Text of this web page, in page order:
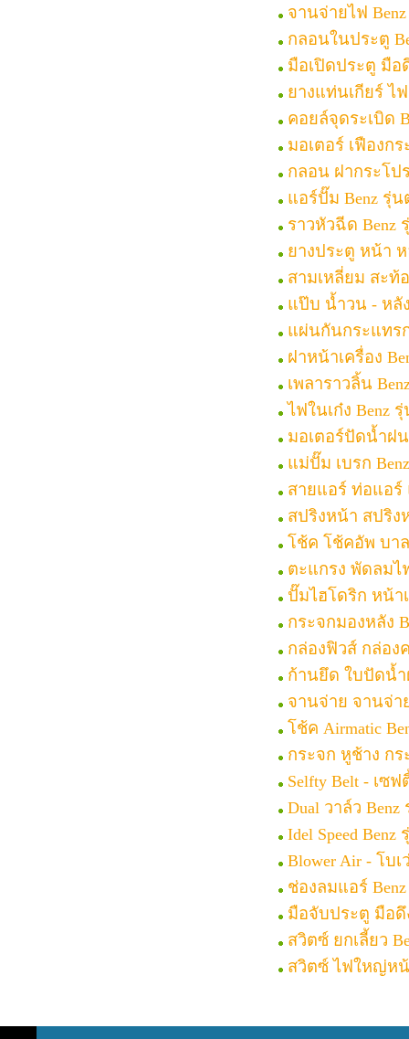
จานจ่ายไฟ
กลอนในประตู
มือเปิดประตู มือ
ยางแท่นเกียร์ ไ
คอยล์จุดระเบิด
มอเตอร์ เฟืองก
กลอน ฝากระโป
แอร์ปั๊ม Benz รุ่
ราวหัวฉีด Benz
ยางประตู หน้า
สามเหลี่ยม สะท้
แป๊บ น้ำวน - หลั
แผ่นกันกระแทร
ฝาหน้าเครื่อง
เพลาราวลิ้น
ไฟในเก๋ง Benz
มอเตอร์ปัดน้ำฝ
แม่ปั๊ม เบรก
สายแอร์ ท่อแอร์
สปริงหน้า สปริง
โช้ค โช้คอัพ บา
ตะแกรง พัดลมไ
ปั๊มไฮโดริก หน้า
กระจกมองหลัง
กล่องฟิวส์ กล่อง
ก้านยึด ใบปัดน้ำ
จานจ่าย จานจ่า
โช้ค Airmatic
กระจก หูช้าง กร
Selfty Belt - เซ
Dual วาล์ว
Idel Speed
Blower Air - โบ
ช่องลมแอร์
มือจับประตู มือดึ
สวิตซ์ ยกเลี้ยว
สวิตซ์ ไฟใหญ่หน้